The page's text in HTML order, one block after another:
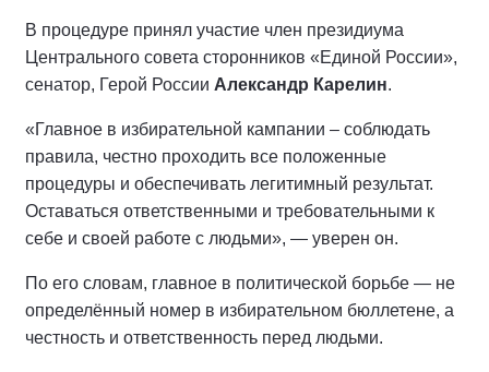
В процедуре принял участие член президиума
Центрального совета сторонников «Единой России»,
сенатор, Герой России Александр Карелин.
«Главное в избирательной кампании – соблюдать
правила, честно проходить все положенные
процедуры и обеспечивать легитимный результат.
Оставаться ответственными и требовательными к
себе и своей работе с людьми», — уверен он.
По его словам, главное в политической борьбе — не
определённый номер в избирательном бюллетене, а
честность и ответственность перед людьми.